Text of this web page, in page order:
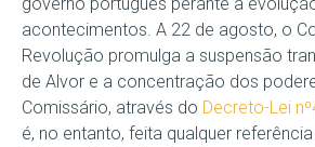
acontecimentos. A 22 de agosto, o
Revolução promulga a suspensão
de Alvor e a concentração dos
Comissário, através do Decreto-Lei
é, no entanto, feita qualquer